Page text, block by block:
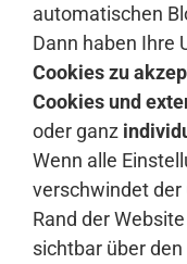
automatischen
Dann haben Ihre
Cookies zu
Cookies und
oder ganz
Wenn alle
verschwindet der
Rand der
sichtbar über